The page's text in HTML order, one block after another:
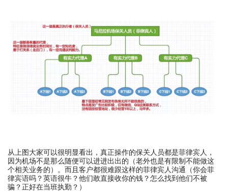
从上图大家可以很明显看出，真正操作的保关人员都是菲律宾人，
因为机场不是那么随便可以进进出出的（老外也是有限制不能做这
个相关业务的）。而且客户都很难跟这样的菲律宾人沟通（你会菲
律宾语吗？英语很牛？他们敢直接收你的钱？怎么找到他们不被
骗？正好在当班执勤？）